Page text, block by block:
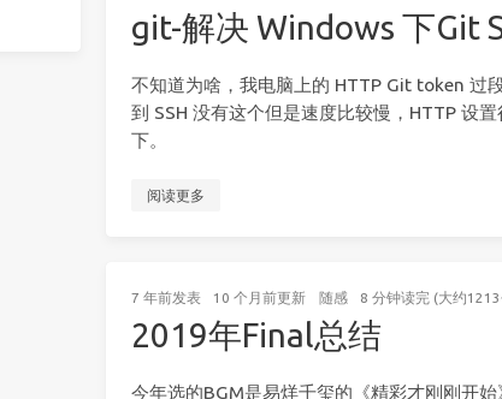
git-解决 Windows 下Git
不知道为啥，我电脑上的 HTTP Git token 过
到 SSH 没有这个但是速度比较慢，HTTP 设
下。
阅读更多
7 年前发表 10 个月前更新 随感 8 分钟读完 (大约
2019年Final总结
今年选的BGM是易烊千玺的《精彩才刚刚开始